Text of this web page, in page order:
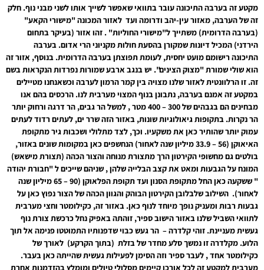
מקטע זה בערבה התיכונה עובר בתוואי שאפשר לשייך אותו לשני מבני נוף. חלק
זה של הערבה, מאזור עין-יהב ודרומה ועד לאזור המכונה "מישורי הקאע"
(בערבה הדרומית) משתייך ל"מישורי החוליות" . זהו אזור (בעיקר בתחום
הירדני) המכיל דיונות שמקורן בהסעת חולות מקניוני הרי אדום. בערבה
התיכונה רישומם מועט יחסית, לעומת תפוצתן בערבה הדרומית. בנוסף, אזור זה
הוא שולי שמורת "מצוק הצינים". יש בנגב ארבע שמורות נפרדות הנקראות בשם
זה. זו הרלוונטית לאזור שלנו מצויה בין קמר הרמון לערבה וכשאנחנו מטיילים
במקטע זה אמנם בערבה, נתבונן בנוף המצוי מערבית לנו. הרכסים בהם אנו
מבחינים הם בגבהים של 300 – 400 מטר , למשל הר גבים, הר דרגה ורחוק יותר
הר נקרות. בתקופות גיאולוגיות שונות, באזור הזה שרר ים, לעתים רדוד לעתים
עמוק יותר שהותיר כאן את משקעיו. וכך, לצד מתלולי ושכבות גיר מתקופת
האיאוקן (56 – 33.9 מיליון שנה לאחור) הנחשפים כאן במקומות שונים באזור,
בולטים גם מחשופי הקירטון הרך מתצורת מנוחה והצור הכהה (תצורת מישאש)
המונח על הגבעות ומאט את קצב הבלייה שלהן , שניהם שייכים ל "חבורת יהודה
" ששקעה כאן החל מתקופת הסנון ועד תקופת הפלאוקן (90 – 65 מיליון שנה
לאחור). השילוב שלבלובן הקירטון הבוהק והגוון הכהה של הצור נפוץ כאן על
גבעות רבות ומעניק נופך מיוחד לנוף כאן. באזור זה, כקילומטר וחצי מערבית
לתוואי השביל שלנו באזור הישוב ספיר, זוהתה באפיק נחל כרכשת צורת נוף
געשית מעניינת. זוהי קלדרה – הר געש כבוי שדפנותיו התמוטטו פנימה אל תוך
הלוע. מקלדרה זו נמשך סלע מחדר של בזלת (בתוך הקרקע) לאורך של
כקילומטר אחד , לעבר ספיר וזה הסימן לפעילות געשית שהייתה כאן בעבר.
מערבית למקטע זה לכל אורכו קיימים מסלולי טיולים ומומלץ בהזדמנות אחרת